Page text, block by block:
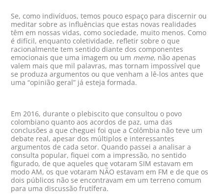
Se, como indivíduos, temos pouco espaço para discernir ou
meditar sobre as influências que estas novas realidades
têm em nossas vidas, como sociedade, muito menos. Como
é difícil, enquanto coletividade, refletir sobre o que
racionalmente tem sentido diante dos componentes
emocionais que uma imagem ou um meme, não apenas
valem mais que mil palavras, mas tornam impossível que
se produza argumentos ou que venham a lê-los antes que
uma “opinião geral” já esteja formada.
Em 2016, durante o plebiscito que consultou o povo
colombiano quanto aos acordos de paz, uma das
conclusões a que cheguei foi que a Colômbia não teve um
debate real, apesar dos múltiplos e interessantes
argumentos de cada setor. Quando passei a analisar a
consulta popular, fiquei com a impressão, no sentido
figurado, de que aqueles que votaram SIM estavam em
modo AM, os que votaram NÃO estavam em FM e de que os
dois públicos não se encontravam em um terreno comum
para uma discussão frutífera.